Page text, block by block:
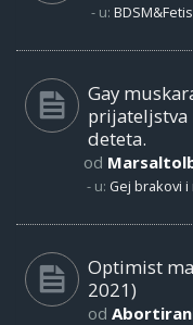
- u:
Gay
prijateljstva
deteta.
od
- u: Gej brakovi
Optimist
2021)
od